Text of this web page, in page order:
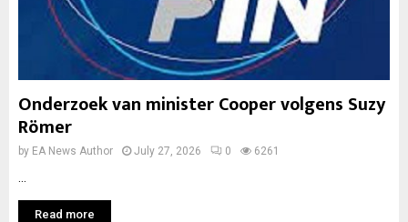
Onderzoek van minister Cooper volgens Suzy
Römer
by EA News Author July 27, 2026 0 6261
Read more